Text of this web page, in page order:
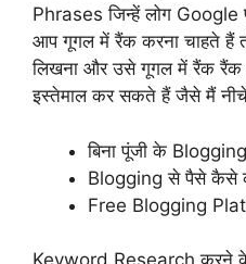
Phrases जिन्हें लोग
आप गूगल में रैंक करना चाहते हैं
लिखना और उसे गूगल में रैंक रैंक
इस्तेमाल कर सकते हैं जैसे मैं नीचे
बिना पूंजी के Blogging
Blogging से पैसे कैसे
Free Blogging